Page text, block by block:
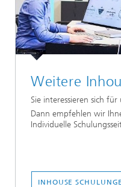
Weitere
Sie interessieren sich
Dann empfehlen wir
Individuelle
INHOUSE